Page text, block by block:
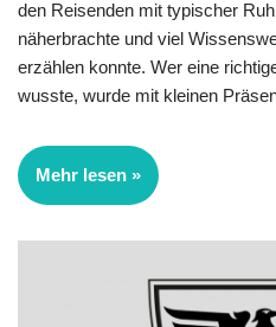
den Reisenden mit typischer
näherbrachte und viel
erzählen konnte. Wer eine
wusste, wurde mit kleinen
Mehr lesen »